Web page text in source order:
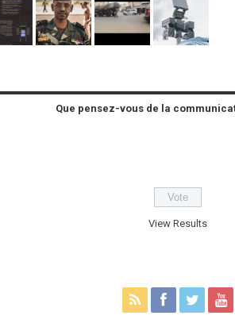
Que pensez-vous de la
View Results